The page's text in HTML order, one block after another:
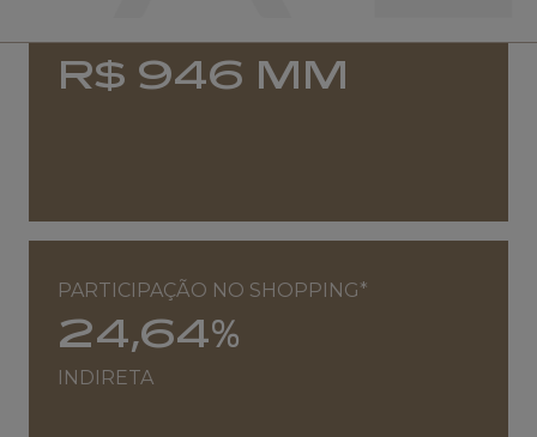
R$ 946 MM
PARTICIPAÇÃO NO SHOPPING*
24,64%
INDIRETA